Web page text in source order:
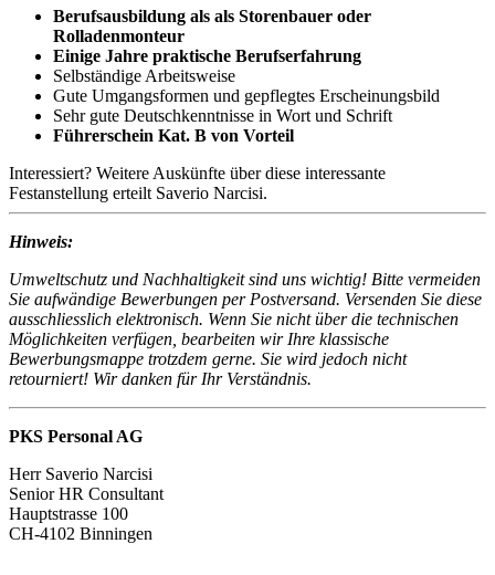
Berufsausbildung als als Storenbauer oder
Rolladenmonteur
Einige Jahre praktische Berufserfahrung
Selbständige Arbeitsweise
Gute Umgangsformen und gepflegtes Erscheinungsbild
Sehr gute Deutschkenntnisse in Wort und Schrift
Führerschein Kat. B von Vorteil
Interessiert? Weitere Auskünfte über diese interessante
Festanstellung erteilt Saverio Narcisi.
Hinweis:
Umweltschutz und Nachhaltigkeit sind uns wichtig! Bitte vermeiden
Sie aufwändige Bewerbungen per Postversand. Versenden Sie diese
ausschliesslich elektronisch. Wenn Sie nicht über die technischen
Möglichkeiten verfügen, bearbeiten wir Ihre klassische
Bewerbungsmappe trotzdem gerne. Sie wird jedoch nicht
retourniert! Wir danken für Ihr Verständnis.
PKS Personal AG
Herr Saverio Narcisi
Senior HR Consultant
Hauptstrasse 100
CH-4102 Binningen